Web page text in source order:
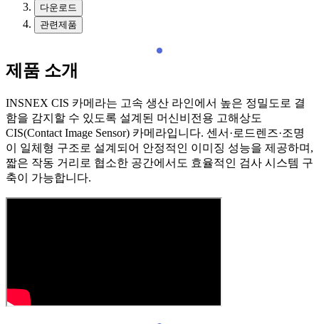
다운로드
관련제품
제품 소개
INSNEX CIS 카메라는 고속 생산 라인에서 높은 정밀도로 결
함을 감지할 수 있도록 설계된 머신비전용 고해상도
CIS(Contact Image Sensor) 카메라입니다. 센서·로드렌즈·조명
이 일체형 구조로 설계되어 안정적인 이미징 성능을 제공하며,
짧은 작동 거리로 협소한 공간에서도 효율적인 검사 시스템 구
축이 가능합니다.